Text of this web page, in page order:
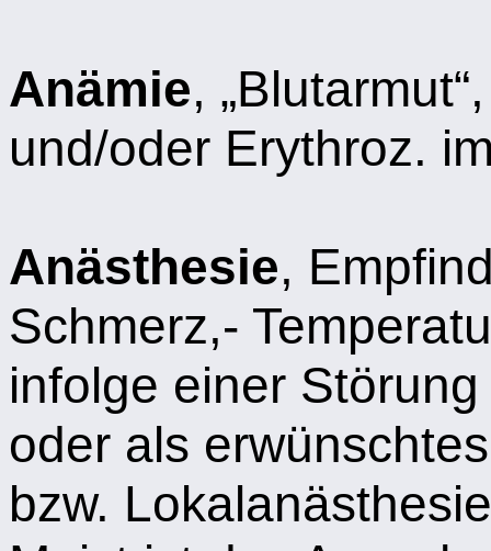
Anämie,
und/oder Erythroz.
Anästhesie,
Schmerz,-
infolge einer
oder als
bzw.